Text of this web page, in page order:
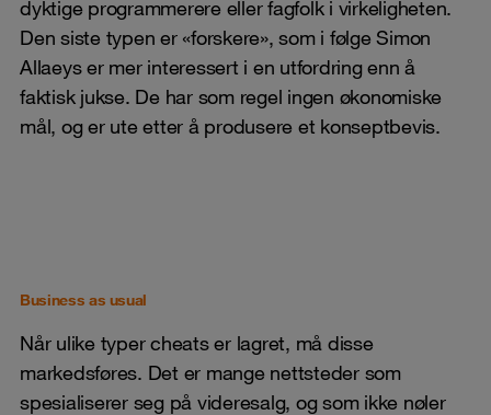
dyktige programmerere eller fagfolk i virkeligheten.
Den siste typen er «forskere», som i følge Simon
Allaeys er mer interessert i en utfordring enn å
faktisk jukse. De har som regel ingen økonomiske
mål, og er ute etter å produsere et konseptbevis.
Business as usual
Når ulike typer cheats er lagret, må disse
markedsføres. Det er mange nettsteder som
spesialiserer seg på videresalg, og som ikke nøler